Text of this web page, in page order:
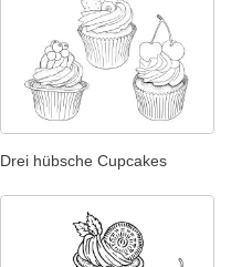
Drei hübsche Cupcakes